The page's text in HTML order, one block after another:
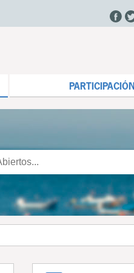
PARTICIPACIÓN